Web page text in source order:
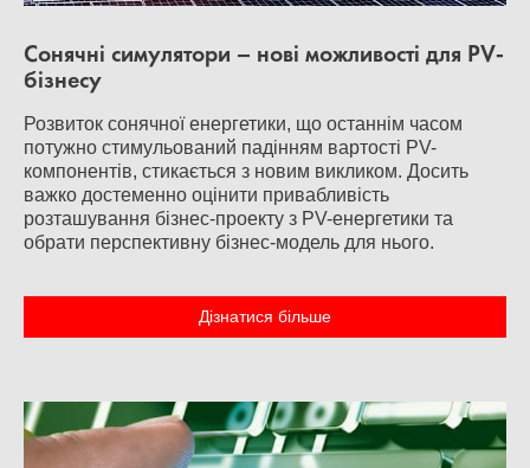
Сонячні симулятори – нові можливості для PV-
бізнесу
Розвиток сонячної енергетики, що останнім часом
потужно стимульований падінням вартості PV-
компонентів, стикається з новим викликом. Досить
важко достеменно оцінити привабливість
розташування бізнес-проекту з PV-енергетики та
обрати перспективну бізнес-модель для нього.
Дізнатися більше